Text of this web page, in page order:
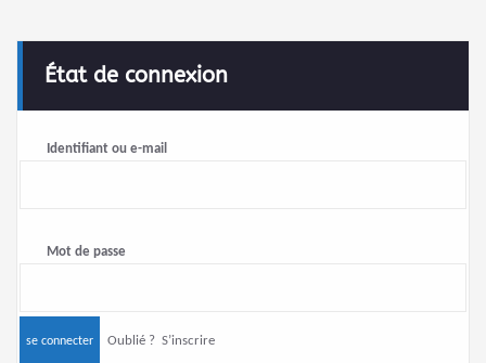
État de connexion
Identifiant ou e-mail
Mot de passe
Oublié ? S’inscrire